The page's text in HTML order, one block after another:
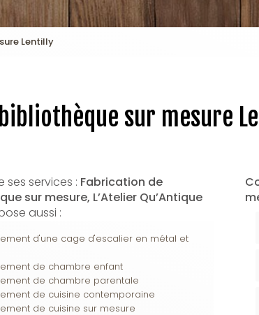
Lentilly
sur mesure
ses services : Fabrication de
sur mesure, L’Atelier Qu’Antique
aussi :
d'une cage d'escalier en métal et
de chambre enfant
de chambre parentale
de cuisine contemporaine
de cuisine sur mesure